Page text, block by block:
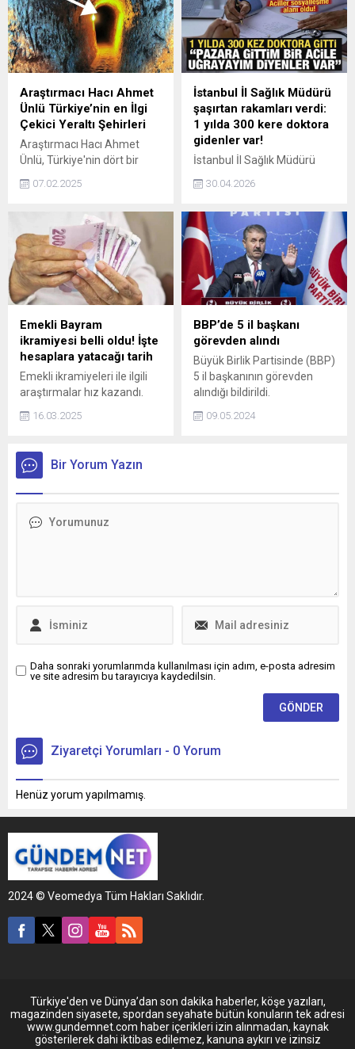
ülkelerde en önemli halk
sağlığı sorunları arasında yer
alıyor.
Parti Grup Sözcüsü Murat
Türkyılmaz, "Üretime halen
devam ediyorsunuz derhal
sonlandırın" çağrısında
bulundu.
Araştırmacı Hacı Ahmet
Ünlü Türkiye’nin en İlgi
Çekici Yeraltı Şehirleri
Araştırmacı Hacı Ahmet
Ünlü, Türkiye'nin dört bir
yanının yer altı şehirleriyle
çevrili olduğunu ve şu ana
sadece görünen kısmını
oluşturduğunu belirtiyor.
Ünlü, toprak altında halen
keşfedilmemiş çok büyük
yer altı şehirlerinin
bulunduğunu ifade ediyor.
07.02.2025
İstanbul İl Sağlık Müdürü
şaşırtan rakamları verdi:
1 yılda 300 kere doktora
gidenler var!
İstanbul İl Sağlık Müdürü
Güner, sağlık hizmetlerinde
yanlış başvuru
çekerek uyarılarda bulundu.
Güner, 1 yılda 300 kez
doktora giden hastanın
olduğunu söyledi, ilk
basamağın aile hekimi
olduğunun altını çizdi.
30.04.2026
Emekli Bayram
ikramiyesi belli oldu! İşte
hesaplara yatacağı tarih
Emekli ikramiyeleri ile ilgili
araştırmalar hız kazandı.
sonunda olması nedeniyle
yatırılacağı belirtiliyor. Bu
doğrultuda vatandaş,
zaman yatacak?" sorularına
16.03.2025
BBP’de 5 il başkanı
görevden alındı
Büyük Birlik Partisinde (BBP)
5 il başkanının görevden
alındığı bildirildi.
09.05.2024
Bir Yorum Yazın
Daha sonraki yorumlarımda kullanılması için adım, e-posta adresim
ve site adresim bu tarayıcıya kaydedilsin.
Ziyaretçi Yorumları - 0 Yorum
Henüz yorum yapılmamış.
2024 © Veomedya Tüm Hakları Saklıdır.
Türkiye'den ve Dünya’dan son dakika haberler, köşe yazıları,
magazinden siyasete, spordan seyahate bütün konuların tek adresi
www.gundemnet.com haber içerikleri izin alınmadan, kaynak
gösterilerek dahi iktibas edilemez, kanuna aykırı ve izinsiz